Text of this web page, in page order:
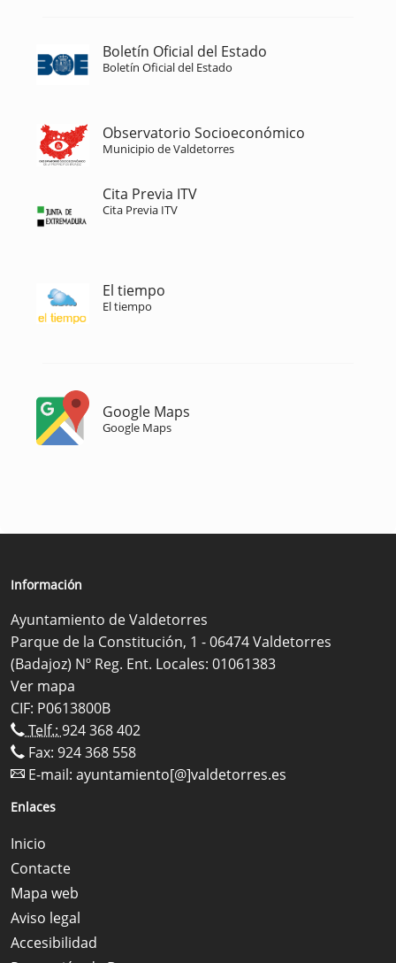
Boletín Oficial del Estado
Boletín Oficial del Estado
Observatorio Socioeconómico
Municipio de Valdetorres
Cita Previa ITV
Cita Previa ITV
El tiempo
El tiempo
Google Maps
Google Maps
Información
Ayuntamiento de Valdetorres
Parque de la Constitución, 1 - 06474 Valdetorres
(Badajoz) Nº Reg. Ent. Locales: 01061383
Ver mapa
CIF: P0613800B
Telf.: 924 368 402
Fax: 924 368 558
E-mail: ayuntamiento[@]valdetorres.es
Enlaces
Inicio
Contacte
Mapa web
Aviso legal
Accesibilidad